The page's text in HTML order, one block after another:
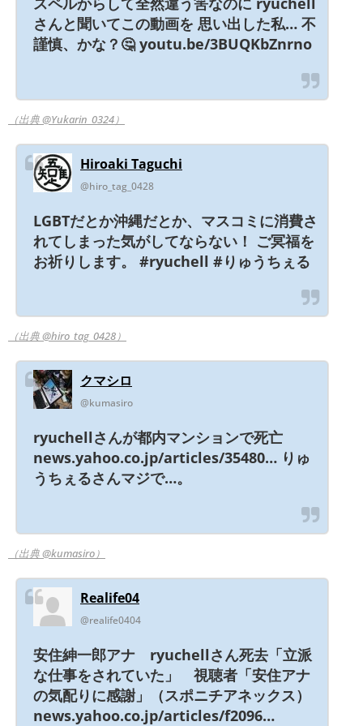
さんと聞いてこの動画を 思い出した私… 不
謹慎、かな？🤔 youtu.be/3BUQKbZnrno
（出典 @Yukarin_0324）
Hiroaki Taguchi
@hiro_tag_0428
LGBTだとか沖縄だとか、マスコミに消費さ
れてしまった気がしてならない！ ご冥福を
お祈りします。 #ryuchell #りゅうちぇる
（出典 @hiro_tag_0428）
クマシロ
@kumasiro
ryuchellさんが都内マンションで死亡
news.yahoo.co.jp/articles/35480… りゅ
うちぇるさんマジで…。
（出典 @kumasiro）
Realife04
@realife0404
安住紳一郎アナ ryuchellさん死去「立派
な仕事をされていた」 視聴者「安住アナ
の気配りに感謝」（スポニチアネックス）
news.yahoo.co.jp/articles/f2096…